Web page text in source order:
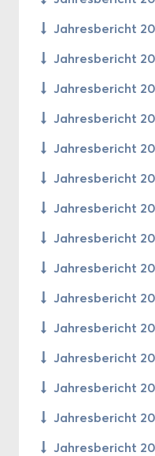
Jah­res­be­richt
Jah­res­be­richt
Jah­res­be­richt
Jah­res­be­richt
Jah­res­be­richt
Jah­res­be­richt
Jah­res­be­richt
Jah­res­be­richt
Jah­res­be­richt
Jah­res­be­richt
Jah­res­be­richt
Jah­res­be­richt
Jah­res­be­richt
Jah­res­be­richt
Jah­res­be­richt